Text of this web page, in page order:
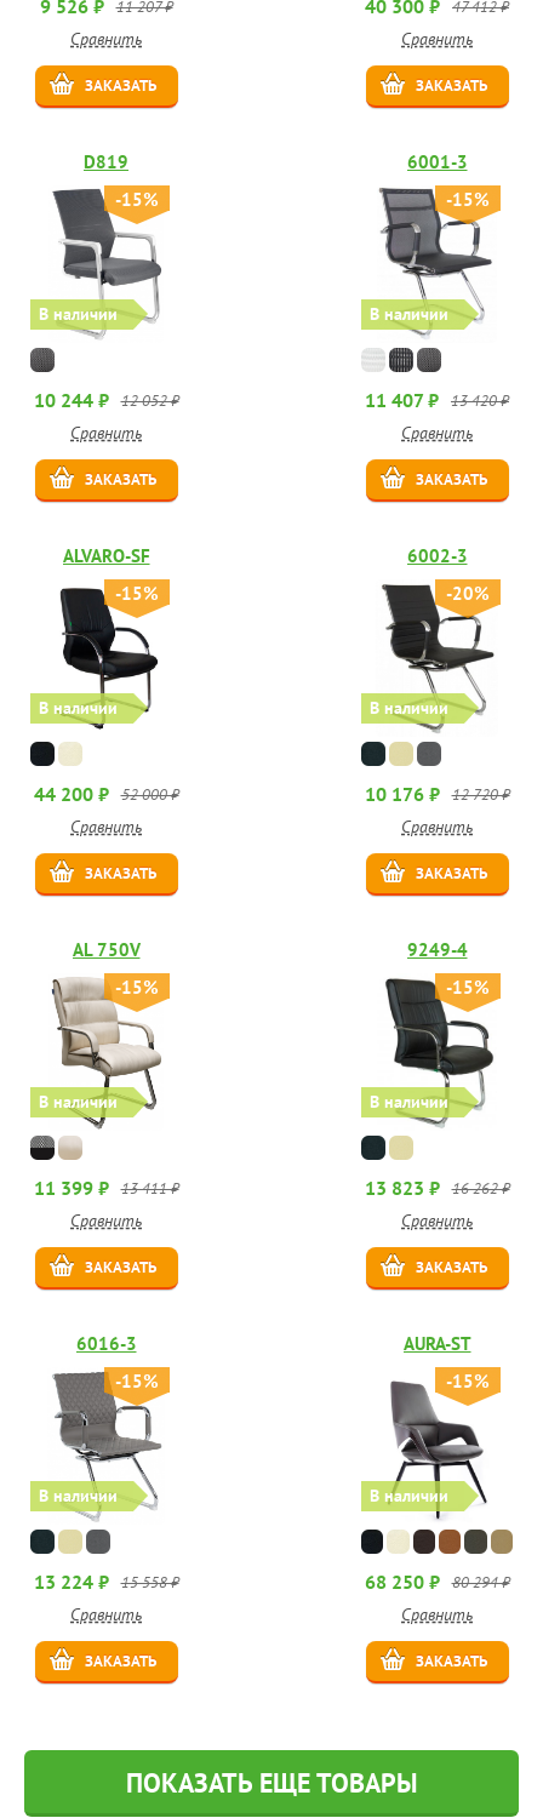
9 526 ₽ 11 207 ₽
ЗАКАЗАТЬ
Сравнить
40 300 ₽ 47 412 ₽
ЗАКАЗАТЬ
Сравнить
В наличии
-15%
D819
10 244 ₽ 12 052 ₽
ЗАКАЗАТЬ
Сравнить
В наличии
-15%
6001-3
11 407 ₽ 13 420 ₽
ЗАКАЗАТЬ
Сравнить
В наличии
-15%
ALVARO-SF
44 200 ₽ 52 000 ₽
ЗАКАЗАТЬ
Сравнить
В наличии
-20%
6002-3
10 176 ₽ 12 720 ₽
ЗАКАЗАТЬ
Сравнить
В наличии
-15%
AL 750V
11 399 ₽ 13 411 ₽
ЗАКАЗАТЬ
Сравнить
В наличии
-15%
9249-4
13 823 ₽ 16 262 ₽
ЗАКАЗАТЬ
Сравнить
В наличии
-15%
6016-3
13 224 ₽ 15 558 ₽
ЗАКАЗАТЬ
Сравнить
В наличии
-15%
AURA-ST
68 250 ₽ 80 294 ₽
ЗАКАЗАТЬ
Сравнить
ПОКАЗАТЬ ЕЩЕ ТОВАРЫ